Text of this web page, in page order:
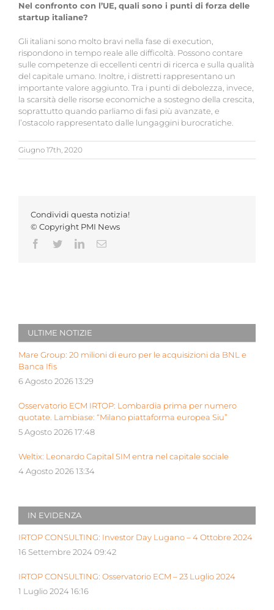
Nel confronto con l’UE, quali sono i punti di forza delle
startup italiane?
Gli italiani sono molto bravi nella fase di execution,
rispondono in tempo reale alle difficoltà. Possono contare
sulle competenze di eccellenti centri di ricerca e sulla qualità
del capitale umano. Inoltre, i distretti rappresentano un
importante valore aggiunto. Tra i punti di debolezza, invece,
la scarsità delle risorse economiche a sostegno della crescita,
soprattutto quando parliamo di fasi più avanzate, e
l’ostacolo rappresentato dalle lungaggini burocratiche.
Giugno 17th, 2020
Condividi questa notizia!
© Copyright PMI News
Facebook
TwitterLinkedInEmail
ULTIME NOTIZIE
Mare Group: 20 milioni di euro per le acquisizioni da BNL e
Banca Ifis
6 Agosto 2026 13:29
Osservatorio ECM IRTOP: Lombardia prima per numero
quotate. Lambiase: “Milano piattaforma europea Siu”
5 Agosto 2026 17:48
Weltix: Leonardo Capital SIM entra nel capitale sociale
4 Agosto 2026 13:34
IN EVIDENZA
IRTOP CONSULTING: Investor Day Lugano – 4 Ottobre 2024
16 Settembre 2024 09:42
IRTOP CONSULTING: Osservatorio ECM – 23 Luglio 2024
1 Luglio 2024 16:16